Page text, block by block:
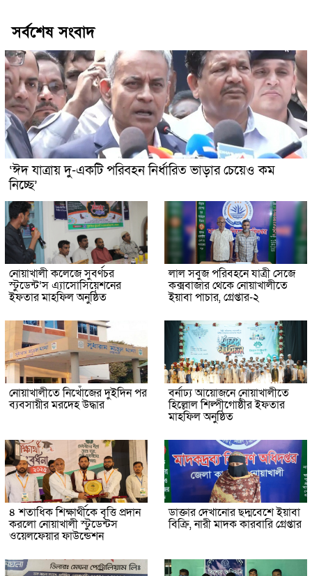
সর্বশেষ সংবাদ
‘ঈদ যাত্রায় দু-একটি পরিবহন নির্ধারিত ভাড়ার চেয়েও কম
নিচ্ছে’
নোয়াখালী কলেজে সুবর্ণচর
স্টুডেন্ট’স এ্যাসোসিয়েশনের
ইফতার মাহফিল অনুষ্ঠিত
লাল সবুজ পরিবহনে যাত্রী সেজে
কক্সবাজার থেকে নোয়াখালীতে
ইয়াবা পাচার, গ্রেপ্তার-২
নোয়াখালীতে নিখোঁজের দুইদিন পর
ব্যবসায়ীর মরদেহ উদ্ধার
বর্নাঢ্য আয়োজনে নোয়াখালীতে
হিল্লোল শিল্পীগোষ্ঠীর ইফতার
মাহফিল অনুষ্ঠিত
৪ শতাধিক শিক্ষার্থীকে বৃত্তি প্রদান
করলো নোয়াখালী স্টুডেন্টস
ওয়েলফেয়ার ফাউন্ডেশন
ডাক্তার দেখানোর ছদ্মবেশে ইয়াবা
বিক্রি, নারী মাদক কারবারি গ্রেপ্তার